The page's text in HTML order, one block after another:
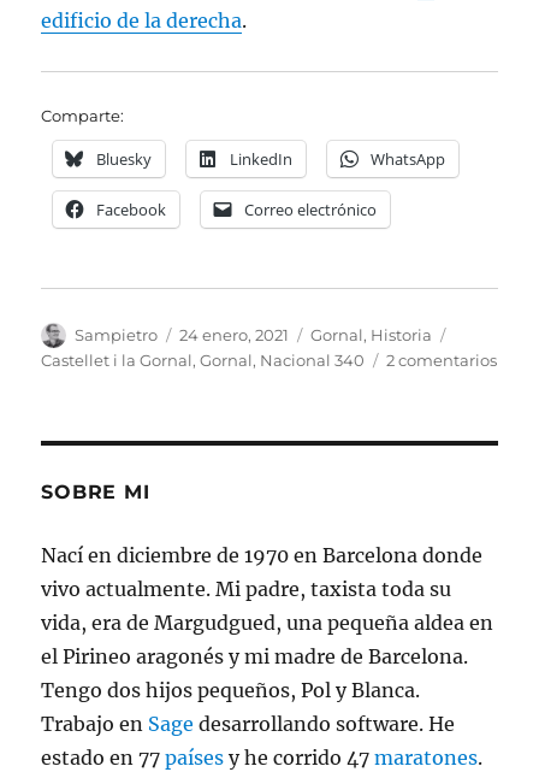
edificio de la derecha.
Comparte:
Bluesky LinkedIn WhatsApp
Facebook Correo electrónico
Autor
Sampietro
Publicado
el
24 enero, 2021 Categorías
Gornal, Historia
Castellet i la Gornal,Gornal, Nacional 340 2 comentariosen
SOBRE MI
Nací en diciembre de 1970 en Barcelona donde
vivo actualmente. Mi padre, taxista toda su
vida, era de Margudgued, una pequeña aldea en
el Pirineo aragonés y mi madre de Barcelona.
Tengo dos hijos pequeños, Pol y Blanca.
Trabajo en Sage desarrollando software. He
estado en 77países y he corrido 47maratones.